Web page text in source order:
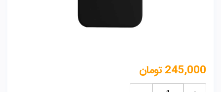
245,000تومان